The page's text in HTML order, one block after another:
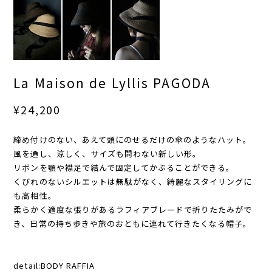
La Maison de Lyllis PAGODA
¥24,200
締め付けのない、あえて頭にのせるだけの傘のようなハット。
風を通し、涼しく、サイズも問わない新しい形。
リボンを顎や襟足で結んで固定してかぶることができる。
くびれのないシルエットは無駄がなく、綺麗なスタイリングに
も高相性。
柔らかく適度な張りがあるラフィアブレードで折りたたみがで
き、日常の持ち歩きや旅のおともに連れて行きたくなる帽子。
detail:BODY RAFFIA